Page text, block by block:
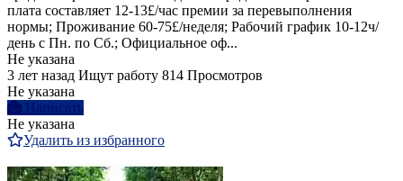
плата составляет 12-13£/час премии за перевыполнения
нормы; Проживание 60-75£/неделя; Рабочий график 10-12ч/
день с Пн. по Сб.; Официальное оф...
Не указана
3 лет назад Ищут работу 814 Просмотров
Не указана
Написать
Не указана
Удалить из избранного